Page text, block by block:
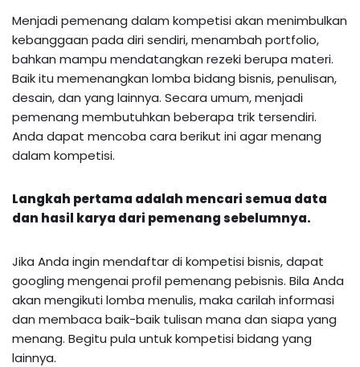
Menjadi pemenang dalam kompetisi akan menimbulkan
kebanggaan pada diri sendiri, menambah portfolio,
bahkan mampu mendatangkan rezeki berupa materi.
Baik itu memenangkan lomba bidang bisnis, penulisan,
desain, dan yang lainnya. Secara umum, menjadi
pemenang membutuhkan beberapa trik tersendiri.
Anda dapat mencoba cara berikut ini agar menang
dalam kompetisi.
Langkah pertama adalah mencari semua data
dan hasil karya dari pemenang sebelumnya.
Jika Anda ingin mendaftar di kompetisi bisnis, dapat
googling mengenai profil pemenang pebisnis. Bila Anda
akan mengikuti lomba menulis, maka carilah informasi
dan membaca baik-baik tulisan mana dan siapa yang
menang. Begitu pula untuk kompetisi bidang yang
lainnya.